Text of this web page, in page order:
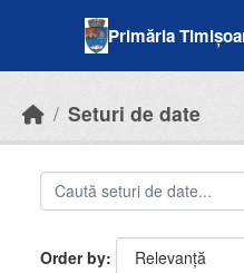
Primăria
Seturi de date
Order by